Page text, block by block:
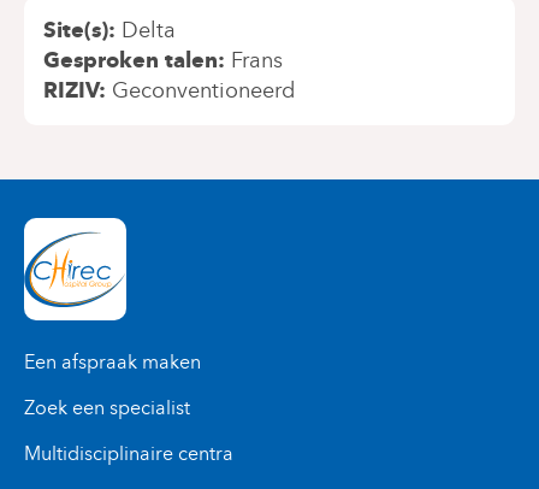
Site(s) Delta
Gesproken talen Frans
RIZIV Geconventioneerd
Een afspraak maken
Zoek een specialist
Multidisciplinaire centra